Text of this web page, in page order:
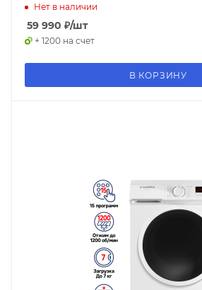
Нет в наличии
59 990 ₽/шт
+ 1200 на счет
В КОРЗИНУ